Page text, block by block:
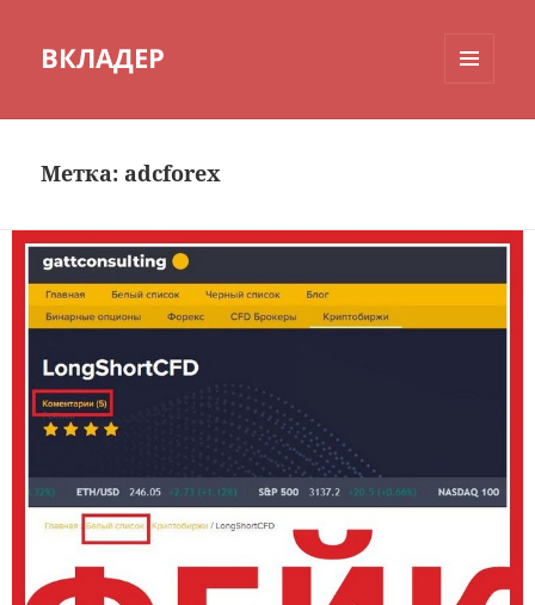
ВКЛАДЕР
Метка: adcforex